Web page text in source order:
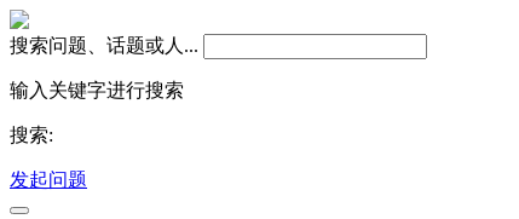
搜索问题、话题或人...
输入关键字进行搜索
搜索:
发起问题